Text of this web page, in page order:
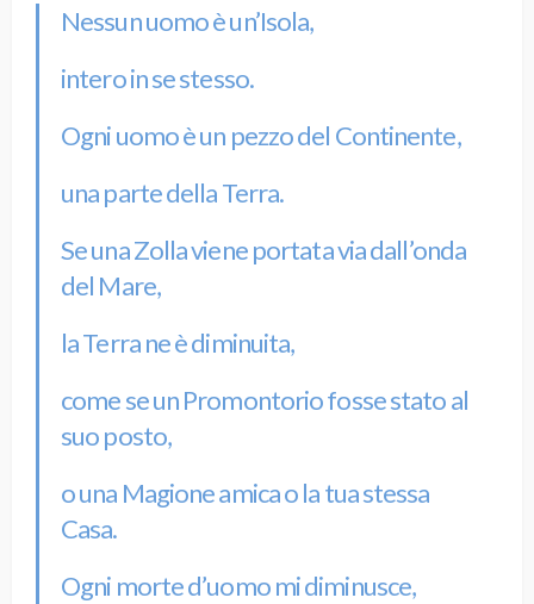
Nessun uomo è un’Isola,
intero in se stesso.
Ogni uomo è un pezzo del Continente,
una parte della Terra.
Se una Zolla viene portata via dall’onda
del Mare,
la Terra ne è diminuita,
come se un Promontorio fosse stato al
suo posto,
o una Magione amica o la tua stessa
Casa.
Ogni morte d’uomo mi diminusce,